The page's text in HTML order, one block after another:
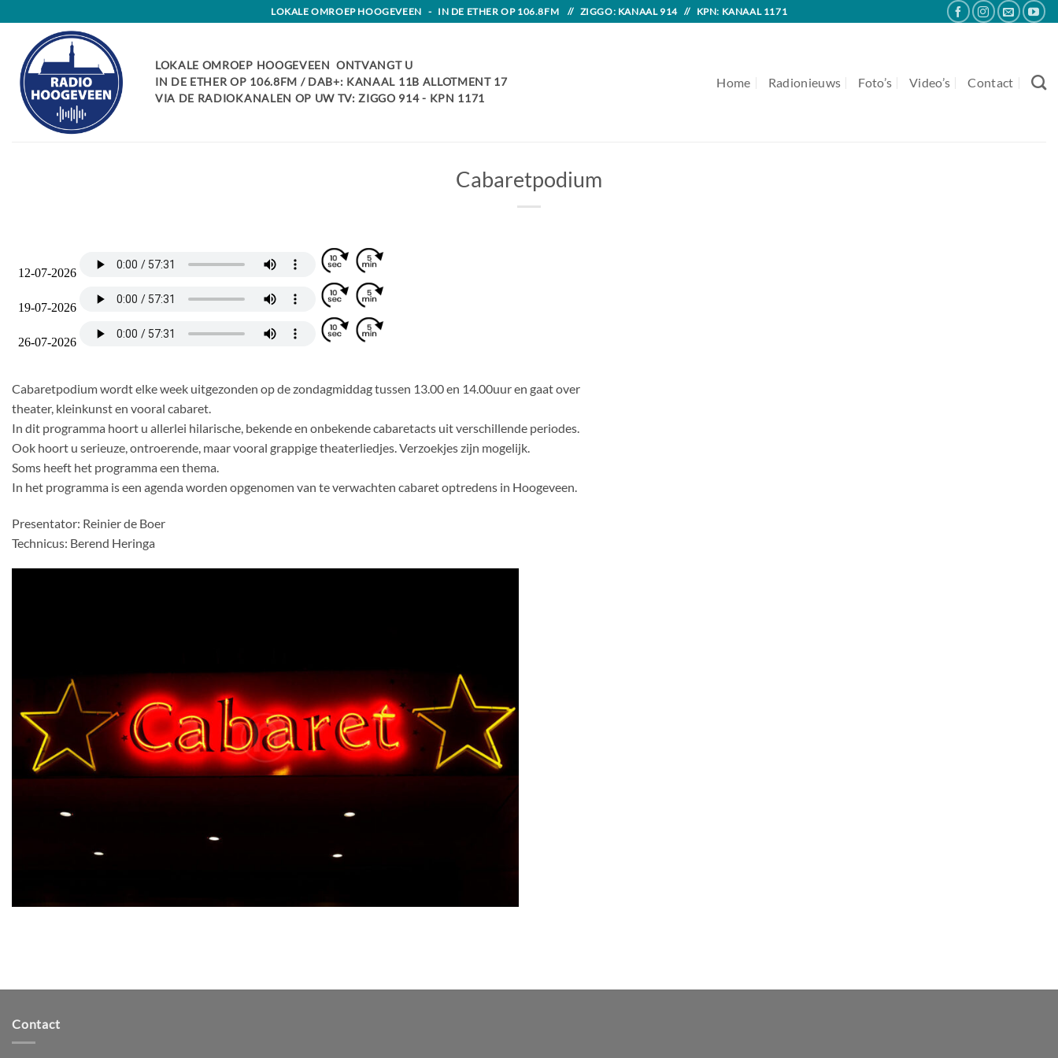
content
LOKALE OMROEP HOOGEVEEN - IN DE ETHER OP 106.8FM // ZIGGO: KANAAL 914 // KPN: KANAAL 1171
LOKALE OMROEP HOOGEVEEN ONTVANGT U
IN DE ETHER OP 106.8FM / DAB+: KANAAL 11B ALLOTMENT 17
VIA DE RADIOKANALEN OP UW TV: ZIGGO 914 - KPN 1171
Home Radionieuws Foto’s Video’s Contact
Cabaretpodium
Cabaretpodium wordt elke week uitgezonden op de zondagmiddag tussen 13.00 en 14.00uur en gaat over
theater, kleinkunst en vooral cabaret.
In dit programma hoort u allerlei hilarische, bekende en onbekende cabaretacts uit verschillende periodes.
Ook hoort u serieuze, ontroerende, maar vooral grappige theaterliedjes. Verzoekjes zijn mogelijk.
Soms heeft het programma een thema.
In het programma is een agenda worden opgenomen van te verwachten cabaret optredens in Hoogeveen.
Presentator: Reinier de Boer
Technicus: Berend Heringa
Contact